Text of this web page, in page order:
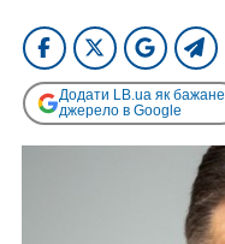
Додати LB.ua як бажане
джерело в Google